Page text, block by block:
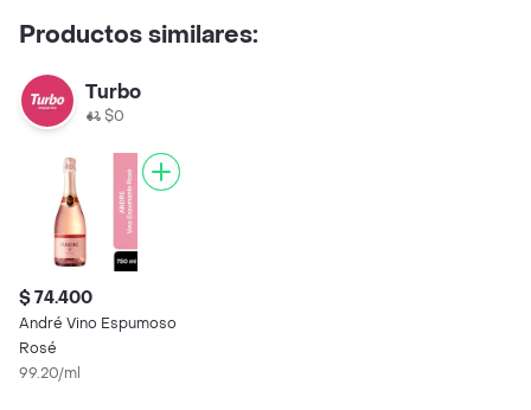
Productos similares:
Turbo
$0
$ 74.400
André Vino Espumoso
Rosé
99.20/ml